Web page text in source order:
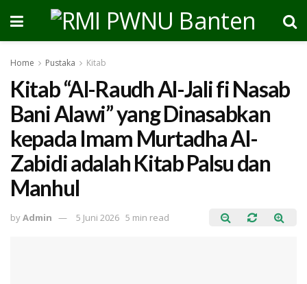
Home Pustaka Kitab
Kitab “Al-Raudh Al-Jali fi Nasab
Bani Alawi” yang Dinasabkan
kepada Imam Murtadha Al-
Zabidi adalah Kitab Palsu dan
Manhul
byAdmin 5 Juni 2026 5 min read